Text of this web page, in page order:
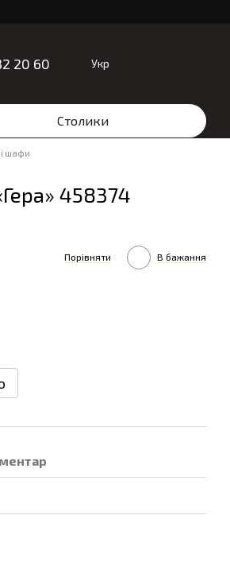
20 60 Укр
Столики
шафи
458374
Порівняти В бажання